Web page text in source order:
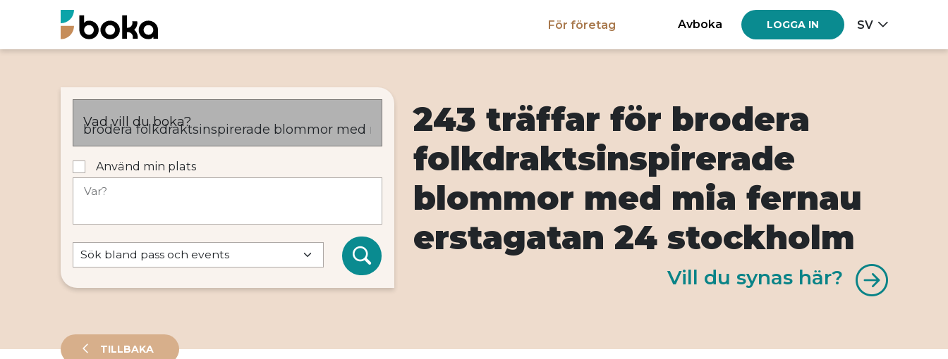
För företag Avboka LOGGA IN SV
Vad vill du boka?
Använd min plats
Var?
243 träffar för brodera
folkdraktsinspirerade
blommor med mia fernau
erstagatan 24 stockholm
Vill du synas här?
TILLBAKA